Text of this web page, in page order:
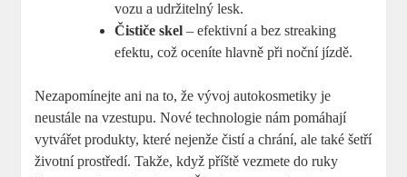
vozu‌ a udržitelný lesk.
Čističe skel – efektivní a bez streaking
efektu, což oceníte⁤ hlavně ⁣při‌ noční ‍jízdě.
Nezapomínejte ani na to, že⁤ vývoj autokosmetiky‌ je⁢
neustále na‍ vzestupu. Nové technologie nám pomáhají
vytvářet‍ produkty, které ​nejenže čistí a chrání, ale také šetří
životní ⁤prostředí. ​Takže, když příště vezmete⁤ do ruky